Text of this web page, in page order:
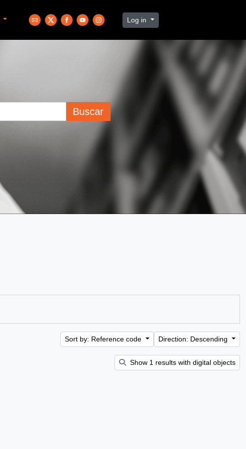
Log in
Buscar
Sort by: Reference code Direction: Descending
Show 1 results with digital objects